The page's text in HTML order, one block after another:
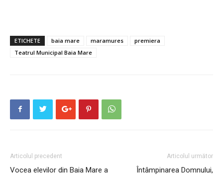
ETICHETE baia mare maramures
premiera
Teatrul Municipal Baia Mare
Articolul precedent
Vocea elevilor din Baia Mare a
Articolul următor
Întâmpinarea Domnului,